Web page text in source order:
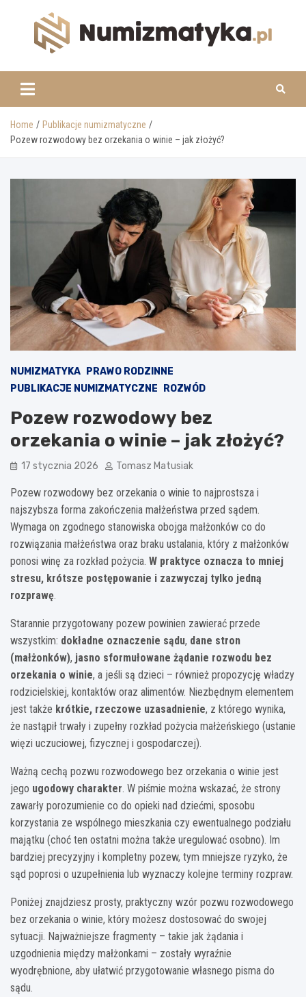
www.numizmatyka.pl
Home
Publikacje numizmatyczne
Pozew rozwodowy bez orzekania o winie – jak złożyć?
NUMIZMATYKA
PRAWO RODZINNE
PUBLIKACJE NUMIZMATYCZNE
ROZWÓD
Pozew rozwodowy bez
orzekania o winie – jak złożyć?
17 stycznia 2026 Tomasz Matusiak
Pozew rozwodowy bez orzekania o winie to najprostsza i
najszybsza forma zakończenia małżeństwa przed sądem.
Wymaga on zgodnego stanowiska obojga małżonków co do
rozwiązania małżeństwa oraz braku ustalania, który z małżonków
ponosi winę za rozkład pożycia. W praktyce oznacza to mniej
stresu, krótsze postępowanie i zazwyczaj tylko jedną
rozprawę.
Starannie przygotowany pozew powinien zawierać przede
wszystkim: dokładne oznaczenie sądu, dane stron
(małżonków), jasno sformułowane żądanie rozwodu bez
orzekania o winie, a jeśli są dzieci – również propozycję władzy
rodzicielskiej, kontaktów oraz alimentów. Niezbędnym elementem
jest także krótkie, rzeczowe uzasadnienie, z którego wynika,
że nastąpił trwały i zupełny rozkład pożycia małżeńskiego (ustanie
więzi uczuciowej, fizycznej i gospodarczej).
Ważną cechą pozwu rozwodowego bez orzekania o winie jest
jego ugodowy charakter. W piśmie można wskazać, że strony
zawarły porozumienie co do opieki nad dziećmi, sposobu
korzystania ze wspólnego mieszkania czy ewentualnego podziału
majątku (choć ten ostatni można także uregulować osobno). Im
bardziej precyzyjny i kompletny pozew, tym mniejsze ryzyko, że
sąd poprosi o uzupełnienia lub wyznaczy kolejne terminy rozpraw.
Poniżej znajdziesz prosty, praktyczny wzór pozwu rozwodowego
bez orzekania o winie, który możesz dostosować do swojej
sytuacji. Najważniejsze fragmenty – takie jak żądania i
uzgodnienia między małżonkami – zostały wyraźnie
wyodrębnione, aby ułatwić przygotowanie własnego pisma do
sądu.